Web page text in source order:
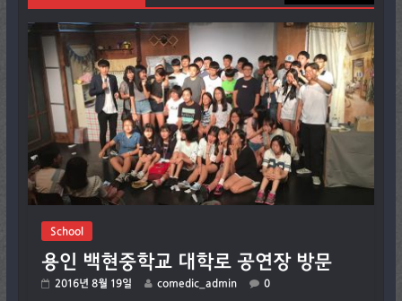
School
용인 백현중학교 대학로 공연장 방문
2016년 8월 19일 comedic_admin 0